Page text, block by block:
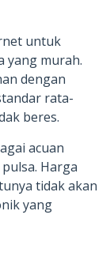
untuk
yang murah.
dengan
rata-
beres.
acuan
Harga
tidak akan
yang